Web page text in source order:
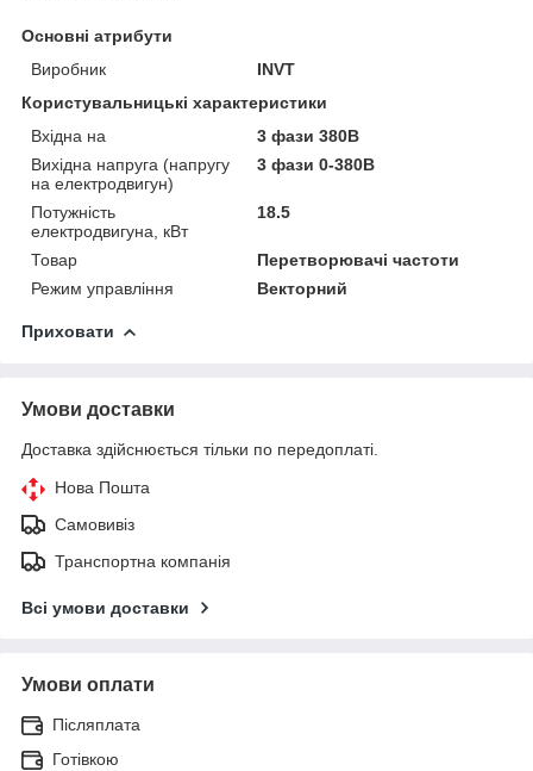
Основні атрибути
Виробник
INVT
Користувальницькі характеристики
Вхідна на
3 фази 380В
Вихідна напруга (напругу
на електродвигун)
3 фази 0-380В
Потужність
електродвигуна, кВт
18.5
Товар
Перетворювачі частоти
Режим управління
Векторний
Приховати
Умови доставки
Доставка здійснюється тільки по передоплаті.
Нова Пошта
Самовивіз
Транспортна компанія
Всі умови доставки
Умови оплати
Післяплата
Готівкою